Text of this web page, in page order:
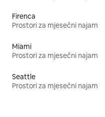
Firenca
Prostori za mjesečni najam
Miami
Prostori za mjesečni najam
Seattle
Prostori za mjesečni najam